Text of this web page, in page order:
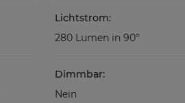
Lichtstrom:
280 Lumen in 90°
Dimmbar:
Nein